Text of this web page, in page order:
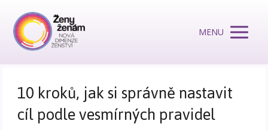
MENU
10 kroků, jak si správně nastavit
cíl podle vesmírných pravidel